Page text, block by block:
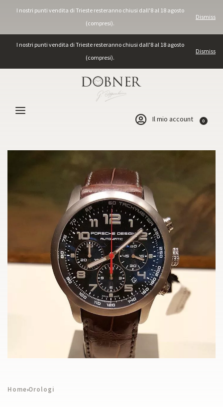
I nostri punti vendita di Trieste resteranno chiusi dall'8 al 18 agosto
(compresi).
Dismiss
I nostri punti vendita di Trieste resteranno chiusi dall'8 al 18 agosto
(compresi).
Dismiss
Il mio account 0
Home›Orologi